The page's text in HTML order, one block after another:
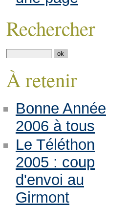
Rechercher
À retenir
Bonne Année
2006 à tous
Le Téléthon
2005 : coup
d'envoi au
Girmont